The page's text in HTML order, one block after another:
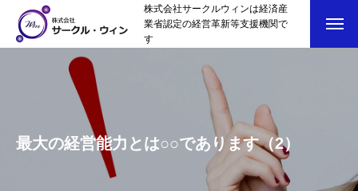
株式会社サークルウィンは経済産
業省認定の経営革新等支援機関で
す
最大の経営能力とは○○であります（2）